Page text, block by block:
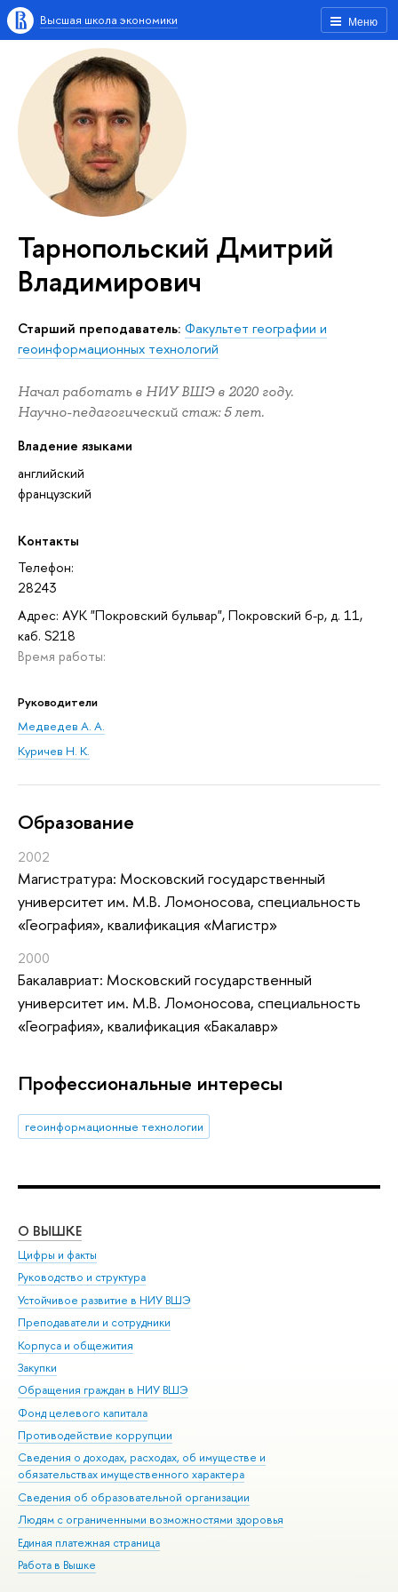
Меню
Высшая школа экономики
Тарнопольский Дмитрий
Владимирович
Старший преподаватель: Факультет географии и
геоинформационных технологий
Начал работать в НИУ ВШЭ в 2020 году.
Научно-педагогический стаж: 5 лет.
Владение языками
английский
французский
Контакты
Телефон:
28243
Адрес: АУК "Покровский бульвар", Покровский б-р, д. 11,
каб. S218
Время работы:
Руководители
Медведев А. А.
Куричев Н. К.
Oбразование
2002
Магистратура: Московский государственный
университет им. М.В. Ломоносова, специальность
«География», квалификация «Магистр»
2000
Бакалавриат: Московский государственный
университет им. М.В. Ломоносова, специальность
«География», квалификация «Бакалавр»
Профессиональные интересы
геоинформационные технологии
О ВЫШКЕ
Цифры и факты
Руководство и структура
Устойчивое развитие в НИУ ВШЭ
Преподаватели и сотрудники
Корпуса и общежития
Закупки
Обращения граждан в НИУ ВШЭ
Фонд целевого капитала
Противодействие коррупции
Сведения о доходах, расходах, об имуществе и
обязательствах имущественного характера
Сведения об образовательной организации
Людям с ограниченными возможностями здоровья
Единая платежная страница
Работа в Вышке